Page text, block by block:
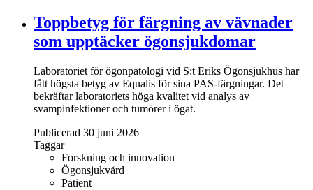
Toppbetyg för färgning av vävnader
som upptäcker ögonsjukdomar
Laboratoriet för ögonpatologi vid S:t Eriks Ögonsjukhus har
fått högsta betyg av Equalis för sina PAS-färgningar. Det
bekräftar laboratoriets höga kvalitet vid analys av
svampinfektioner och tumörer i ögat.
Publicerad 30 juni 2026
Taggar
Forskning och innovation
Ögonsjukvård
Patient